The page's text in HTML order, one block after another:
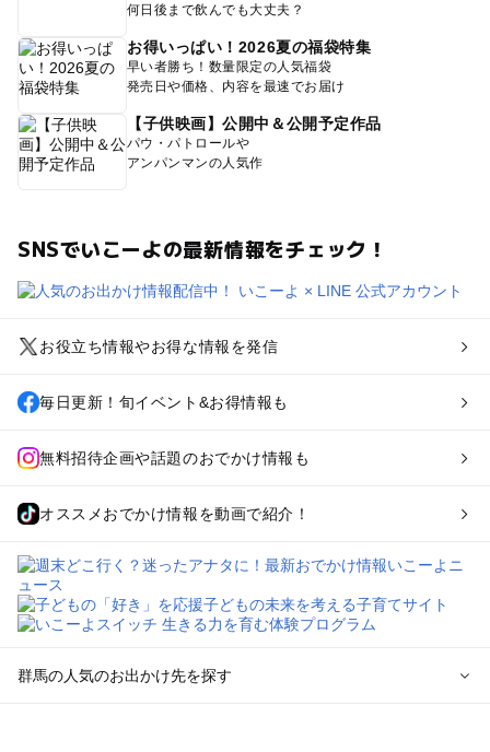
何日後まで飲んでも大丈夫？
お得いっぱい！2026夏の福袋特集
早い者勝ち！数量限定の人気福袋
発売日や価格、内容を最速でお届け
【子供映画】公開中＆公開予定作品
パウ・パトロールや
アンパンマンの人気作
SNSでいこーよの最新情報をチェック！
お役立ち情報やお得な情報を発信
毎日更新！旬イベント&お得情報も
無料招待企画や話題のおでかけ情報も
オススメおでかけ情報を動画で紹介！
群馬の人気のお出かけ先を探す